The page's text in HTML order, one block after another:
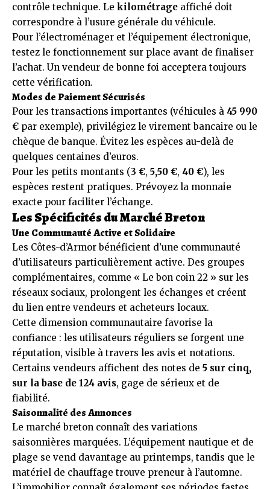
contrôle technique. Le kilométrage affiché doit
correspondre à l’usure générale du véhicule.
Pour l’électroménager et l’équipement électronique,
testez le fonctionnement sur place avant de finaliser
l’achat. Un vendeur de bonne foi acceptera toujours
cette vérification.
Modes de Paiement Sécurisés
Pour les transactions importantes (véhicules à 45 990
€ par exemple), privilégiez le virement bancaire ou le
chèque de banque. Évitez les espèces au-delà de
quelques centaines d’euros.
Pour les petits montants (3 €, 5,50 €, 40 €), les
espèces restent pratiques. Prévoyez la monnaie
exacte pour faciliter l’échange.
Les Spécificités du Marché Breton
Une Communauté Active et Solidaire
Les Côtes-d’Armor bénéficient d’une communauté
d’utilisateurs particulièrement active. Des groupes
complémentaires, comme « Le bon coin 22 » sur les
réseaux sociaux, prolongent les échanges et créent
du lien entre vendeurs et acheteurs locaux.
Cette dimension communautaire favorise la
confiance : les utilisateurs réguliers se forgent une
réputation, visible à travers les avis et notations.
Certains vendeurs affichent des notes de 5 sur cinq,
sur la base de 124 avis, gage de sérieux et de
fiabilité.
Saisonnalité des Annonces
Le marché breton connaît des variations
saisonnières marquées. L’équipement nautique et de
plage se vend davantage au printemps, tandis que le
matériel de chauffage trouve preneur à l’automne.